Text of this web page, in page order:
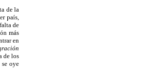
de la
país,
de
más
en
de los
se oye